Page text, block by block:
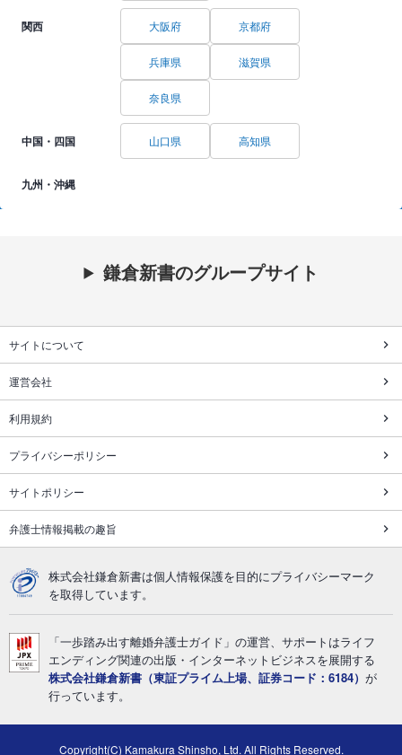
関西 大阪府 京都府
兵庫県 滋賀県
奈良県
中国・四国 山口県 高知県
九州・沖縄
鎌倉新書のグループサイト
サイトについて
運営会社
利用規約
プライバシーポリシー
サイトポリシー
弁護士情報掲載の趣旨
株式会社鎌倉新書は個人情報保護を目的にプライバシーマーク
を取得しています。
「一歩踏み出す離婚弁護士ガイド」の運営、サポートはライフ
エンディング関連の出版・インターネットビジネスを展開する
株式会社鎌倉新書（東証プライム上場、証券コード：6184） が
行っています。
Copyright(C) Kamakura Shinsho, Ltd. All Rights Reserved.